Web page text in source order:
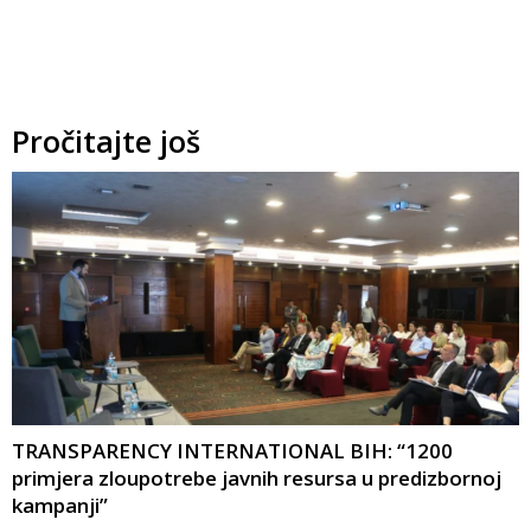
Pročitajte još
TRANSPARENCY INTERNATIONAL BIH: “1200
primjera zloupotrebe javnih resursa u predizbornoj
kampanji”